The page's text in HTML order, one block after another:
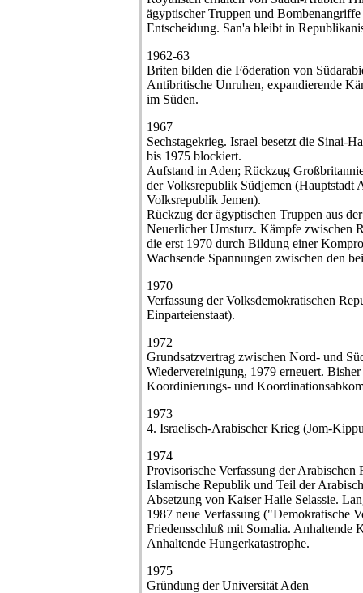
ägyptischer Truppen und
Entscheidung. San'a bleibt in
1962-63
Briten bilden die Föderation von
Antibritische Unruhen, expandierende
im Süden.
1967
Sechstagekrieg. Israel besetzt die Sinai-
bis 1975 blockiert.
Aufstand in Aden; Rückzug
der Volksrepublik Südjemen (Hauptstadt
Volksrepublik Jemen).
Rückzug der ägyptischen Truppen aus
Neuerlicher Umsturz. Kämpfe zwischen
die erst 1970 durch Bildung einer
Wachsende Spannungen zwischen den
1970
Verfassung der Volksdemokratischen
Einparteienstaat).
1972
Grundsatzvertrag zwischen Nord- und
Wiedervereinigung, 1979 erneuert.
Koordinierungs- und
1973
4. Israelisch-Arabischer Krieg (Jom-
1974
Provisorische Verfassung der
Islamische Republik und Teil der
Absetzung von Kaiser Haile Selassie.
1987 neue Verfassung ("Demokratische
Friedensschluß mit Somalia. Anhaltende
Anhaltende Hungerkatastrophe.
1975
Gründung der Universität Aden